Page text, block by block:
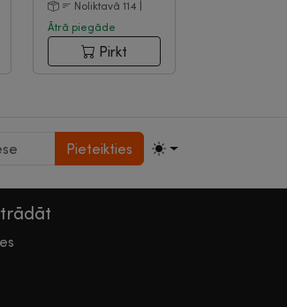
Noliktavā 114 |
Ātrā piegāde
Pirkt
Pieteikties